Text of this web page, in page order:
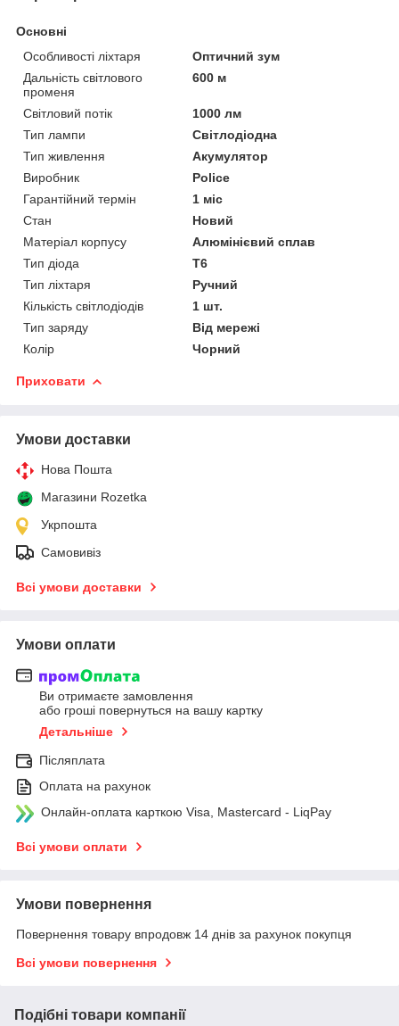
Основні
Особливості ліхтаря
Оптичний зум
Дальність світлового
променя
600 м
Світловий потік
1000 лм
Тип лампи
Світлодіодна
Тип живлення
Акумулятор
Виробник
Police
Гарантійний термін
1 міс
Стан
Новий
Матеріал корпусу
Алюмінієвий сплав
Тип діода
T6
Тип ліхтаря
Ручний
Кількість світлодіодів
1 шт.
Тип заряду
Від мережі
Колір
Чорний
Приховати
Умови доставки
Нова Пошта
Магазини Rozetka
Укрпошта
Самовивіз
Всі умови доставки
Умови оплати
Ви отримаєте замовлення
або гроші повернуться на вашу картку
Детальніше
Післяплата
Оплата на рахунок
Онлайн-оплата карткою Visa, Mastercard - LiqPay
Всі умови оплати
Умови повернення
Повернення товару впродовж 14 днів за рахунок покупця
Всі умови повернення
Подібні товари компанії